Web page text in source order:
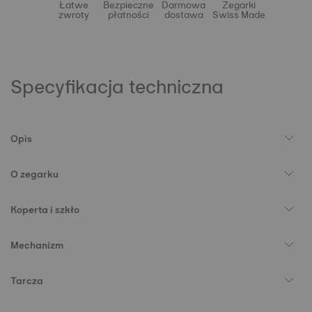
Łatwe
zwroty
Bezpieczne
płatności
Darmowa
dostawa
Zegarki
Swiss Made
Specyfikacja techniczna
Opis
O zegarku
Koperta i szkło
Mechanizm
Tarcza